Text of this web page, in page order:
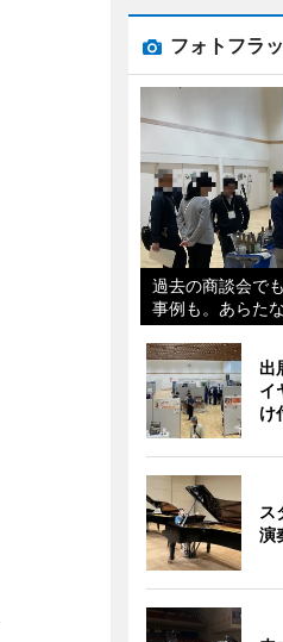
フォトフラ
過去の商談会で
事例も。あらた
出
イ
け
ス
演